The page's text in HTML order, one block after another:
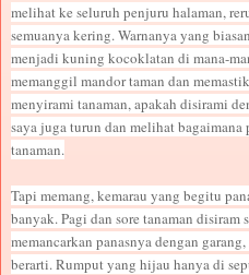
melihat ke seluruh penjuru halaman,
semuanya kering. Warnanya yang
menjadi kuning kocoklatan di mana-
memanggil mandor taman dan
menyirami tanaman, apakah disirami
saya juga turun dan melihat
tanaman.
Tapi memang, kemarau yang begitu
banyak. Pagi dan sore tanaman disiram
memancarkan panasnya dengan
berarti. Rumput yang hijau hanya di